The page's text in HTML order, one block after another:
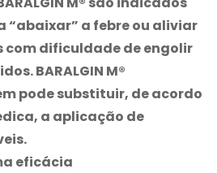
“abaixar” a febre ou aliviar
com dificuldade de engolir
BARALGIN M®
pode substituir, de acordo
a aplicação de
eficácia